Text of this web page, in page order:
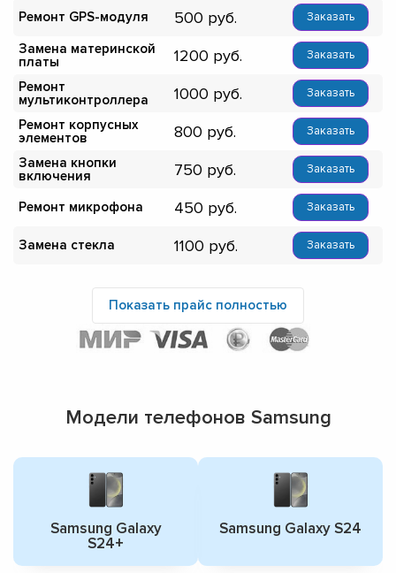
Ремонт GPS-модуля 500 Заказать
Замена материнской
платы
1200 Заказать
Ремонт
мультиконтроллера
1000 Заказать
Ремонт корпусных
элементов
800 Заказать
Замена кнопки
включения
750 Заказать
Ремонт микрофона 450 Заказать
Замена стекла 1100 Заказать
Показать прайс полностью
Модели телефонов Samsung
Samsung Galaxy
S24+
Samsung Galaxy S24